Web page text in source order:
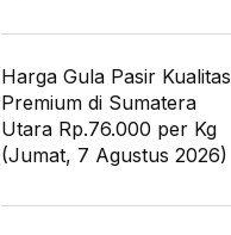
Harga Gula Pasir Kualitas
Premium di Sumatera
Utara Rp.76.000 per Kg
(Jumat, 7 Agustus 2026)